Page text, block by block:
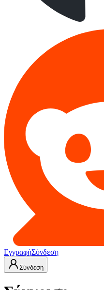
ΕγγραφήΣύνδεση
Σύνδεση